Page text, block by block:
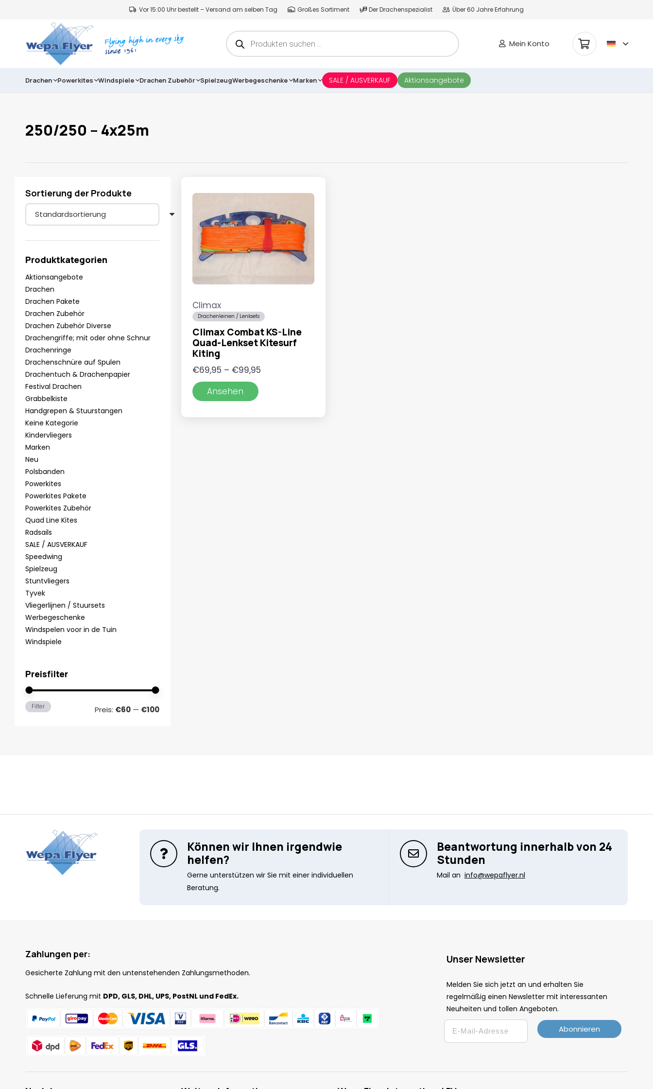
Vor 15:00 Uhr bestellt – Versand am selben Tag Großes Sortiment Der Drachenspezialist Über 60 Jahre Erfahrung
Products
search Mein Konto
Drachen Powerkites Windspiele Drachen Zubehör SpielzeugWerbegeschenke Marken SALE / AUSVERKAUF Aktionsangebote
250/250 – 4x25m
Sortierung der Produkte
Produktkategorien
Aktionsangebote
Drachen
Drachen Pakete
Drachen Zubehör
Drachen Zubehör Diverse
Drachengriffe; mit oder ohne Schnur
Drachenringe
Drachenschnüre auf Spulen
Drachentuch & Drachenpapier
Festival Drachen
Grabbelkiste
Handgrepen & Stuurstangen
Keine Kategorie
Kindervliegers
Marken
Neu
Polsbanden
Powerkites
Powerkites Pakete
Powerkites Zubehör
Quad Line Kites
Radsails
SALE / AUSVERKAUF
Speedwing
Spielzeug
Stuntvliegers
Tyvek
Vliegerlijnen / Stuursets
Werbegeschenke
Windspelen voor in de Tuin
Windspiele
Preisfilter
Min.
Max.
Filter Preis: €60 — €100
Climax
Drachenleinen / Lenksets
Climax Combat KS-Line
Quad-Lenkset Kitesurf
Kiting
€69,95 – €99,95Preisspanne:
Ansehen
Können wir Ihnen irgendwie
helfen?
Gerne unterstützen wir Sie mit einer individuellen
Beratung.
Beantwortung innerhalb von 24
Stunden
Mail an info@wepaflyer.nl
Zahlungen per:
Gesicherte Zahlung mit den untenstehenden Zahlungsmethoden.
Schnelle Lieferung mit DPD, GLS, DHL, UPS, PostNL und FedEx.
Unser Newsletter
Melden Sie sich jetzt an und erhalten Sie
regelmäßig einen Newsletter mit interessanten
Neuheiten und tollen Angeboten.
Email
Abonnieren